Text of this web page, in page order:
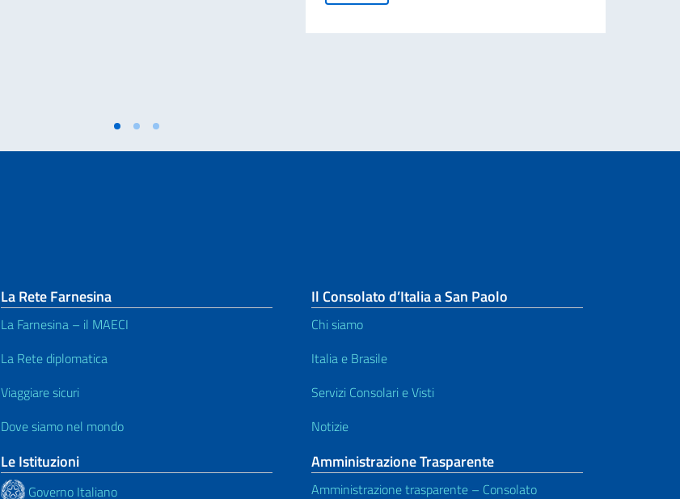
La Rete Farnesina
La Farnesina – il MAECI
La Rete diplomatica
Viaggiare sicuri
Dove siamo nel mondo
Le Istituzioni
Governo Italiano
Il Consolato d’Italia a San Paolo
Chi siamo
Italia e Brasile
Servizi Consolari e Visti
Notizie
Amministrazione Trasparente
Amministrazione trasparente – Consolato